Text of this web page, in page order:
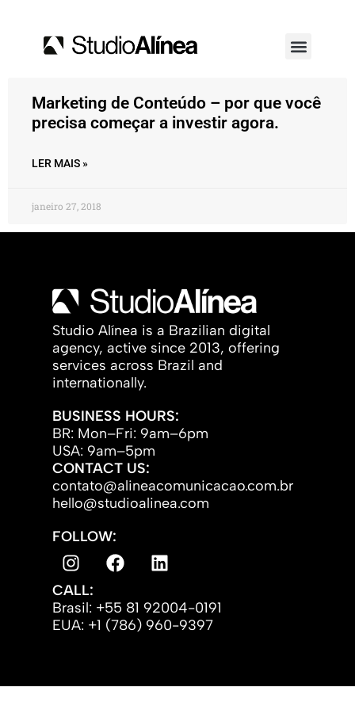
Marketing de Conteúdo – por que você
precisa começar a investir agora.
LER MAIS »
janeiro 27, 2018
Studio Alínea is a Brazilian digital
agency, active since 2013, offering
services across Brazil and
internationally.
BUSINESS HOURS:
BR: Mon–Fri: 9am–6pm
USA: 9am–5pm
CONTACT US:
contato@alineacomunicacao.com.br
hello@studioalinea.com
FOLLOW:
CALL:
Brasil: +55 81 92004-0191
EUA: +1 (786) 960-9397